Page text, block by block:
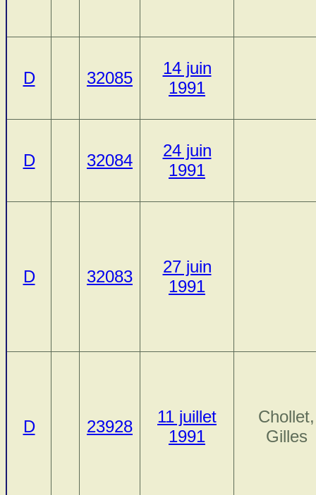
D 32085
14 juin
1991
D 32084
24 juin
1991
D 32083
27 juin
1991
D 23928
11 juillet
1991
Chollet,
Gilles